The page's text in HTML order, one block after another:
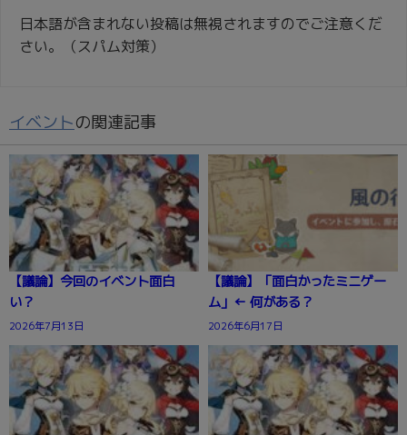
日本語が含まれない投稿は無視されますのでご注意くだ
さい。（スパム対策）
イベントの関連記事
【議論】今回のイベント面白
い？
2026年7月13日
【議論】「面白かったミニゲー
ム」← 何がある？
2026年6月17日